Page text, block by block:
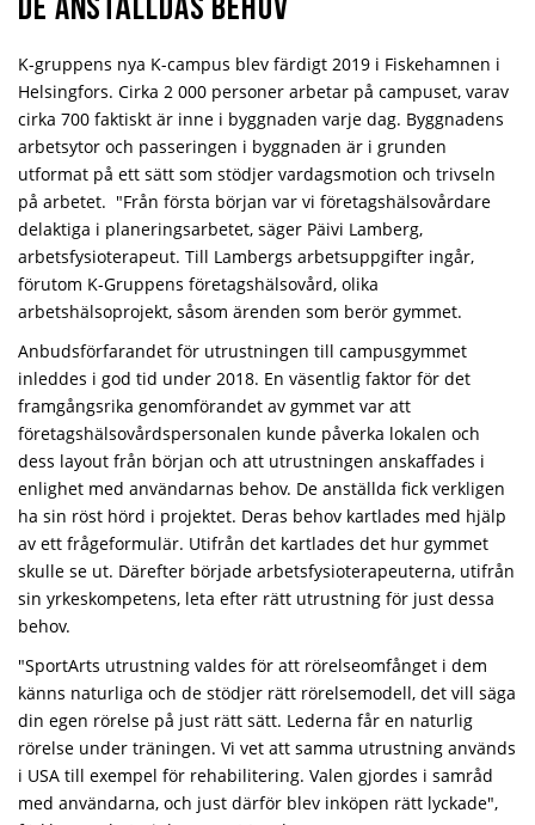
de anställdas behov
K-gruppens nya K-campus blev färdigt 2019 i Fiskehamnen i
Helsingfors. Cirka 2 000 personer arbetar på campuset, varav
cirka 700 faktiskt är inne i byggnaden varje dag. Byggnadens
arbetsytor och passeringen i byggnaden är i grunden
utformat på ett sätt som stödjer vardagsmotion och trivseln
på arbetet. "Från första början var vi företagshälsovårdare
delaktiga i planeringsarbetet, säger Päivi Lamberg,
arbetsfysioterapeut. Till Lambergs arbetsuppgifter ingår,
förutom K-Gruppens företagshälsovård, olika
arbetshälsoprojekt, såsom ärenden som berör gymmet.
Anbudsförfarandet för utrustningen till campusgymmet
inleddes i god tid under 2018. En väsentlig faktor för det
framgångsrika genomförandet av gymmet var att
företagshälsovårdspersonalen kunde påverka lokalen och
dess layout från början och att utrustningen anskaffades i
enlighet med användarnas behov. De anställda fick verkligen
ha sin röst hörd i projektet. Deras behov kartlades med hjälp
av ett frågeformulär. Utifrån det kartlades det hur gymmet
skulle se ut. Därefter började arbetsfysioterapeuterna, utifrån
sin yrkeskompetens, leta efter rätt utrustning för just dessa
behov.
"SportArts utrustning valdes för att rörelseomfånget i dem
känns naturliga och de stödjer rätt rörelsemodell, det vill säga
din egen rörelse på just rätt sätt. Lederna får en naturlig
rörelse under träningen. Vi vet att samma utrustning används
i USA till exempel för rehabilitering. Valen gjordes i samråd
med användarna, och just därför blev inköpen rätt lyckade",